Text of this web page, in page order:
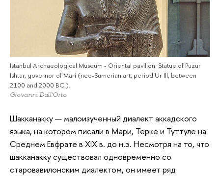
Istanbul Archaeological Museum - Oriental pavilion. Statue of Puzur
Ishtar, governor of Mari (neo-Sumerian art, period Ur III, between
2100 and 2000 BC.).
Giovanni Dall'Orto
Шакканакку — малоизученный диалект аккадского
языка, на котором писали в Мари, Терке и Туттуле на
Среднем Евфрате в XIX в. до н.э. Несмотря на то, что
шакканакку существовал одновременно со
старовавилонским диалектом, он имеет ряд